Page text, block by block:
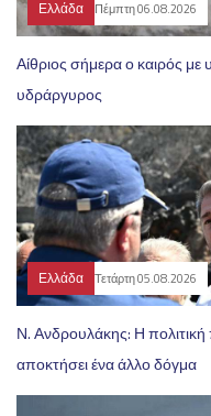
Ελλάδα Πέμπτη 06.08.2026
Αίθριος σήμερα ο καιρός
υδράργυρος
Ελλάδα Τετάρτη 05.08.2026
Ν. Ανδρουλάκης: Η
αποκτήσει ένα άλλο δόγμα